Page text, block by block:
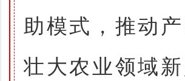
助模式，推动
壮大农业领域